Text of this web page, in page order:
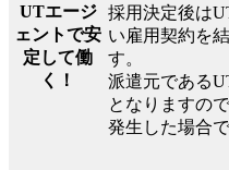
UTエージ
ェントで安
定して働
く！
採用決定後は
い雇用契約を
す。
派遣元である
となりますの
発生した場合